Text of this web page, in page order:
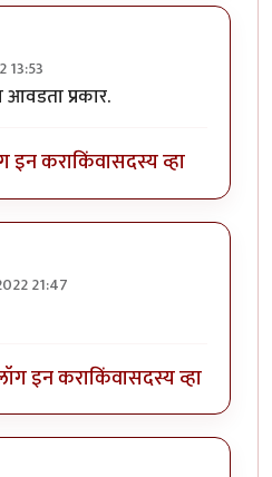
13:53
प्रकार.
इन कराकिंवासदस्य व्हा
21:47
इन कराकिंवासदस्य व्हा